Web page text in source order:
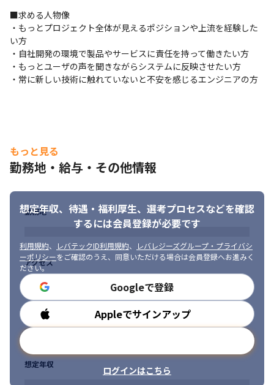
■求める人物像
・もっとプロジェクト全体が見えるポジションや上流を経験した
い方
・自社開発の環境で製品やサービスに責任を持って働きたい方
・もっとユーザの声を聞きながらシステムに反映させたい方
・常に新しい技術に触れていないと不安を感じるエンジニアの方
もっと見る
勤務地・給与・その他情報
想定年収、待遇・福利厚生、 選考プロセスなどを確認
するには会員登録が必要です
利用規約、 レバテックID利用規約、
レバレジーズグループ・プライバシ
ーポリシーをご確認のうえ、同意いただける場合は会員登録へお進みく
ださい。
Googleで登録
Appleでサインアップ
ログインはこちら
勤務地
アクセス
勤務時間
想定年収